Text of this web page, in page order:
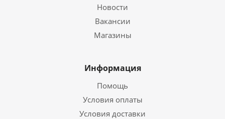
Новости
Вакансии
Магазины
Информация
Помощь
Условия оплаты
Условия доставки